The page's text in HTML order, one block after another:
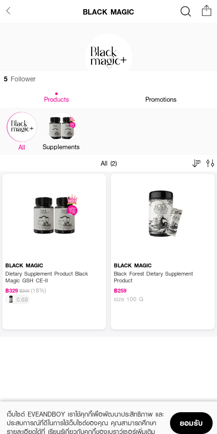
BLACK MAGIC
5 Follower
Products Promotions
All
Supplements
All (2)
BLACK MAGIC
Dietary Supplement Product Black
Magic GSH CE-II
฿329 ฿399 (18%)
0.68
BLACK MAGIC
Black Forest Dietary Supplement
Product
฿259
size 100 G
เว็บไซต์ EVEANDBOY เราใช้คุกกี้เพื่อพัฒนาประสิทธิภาพ และ
ประสบการณ์ที่ดีในการใช้เว็บไซต์ของคุณ คุณสามารถศึกษา
รายละเอียดได้ที่ เรียนรู้เกี่ยวกับคุกกี้ของเบราว์เซอร์เพิ่มเติม
ยอมรับ